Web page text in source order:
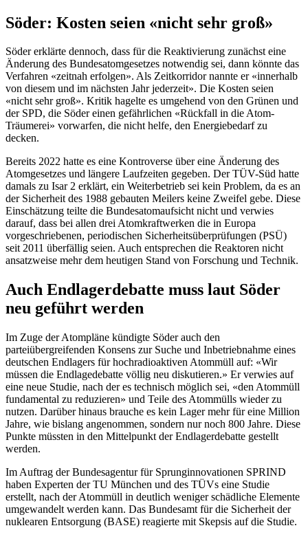
Söder: Kosten seien «nicht sehr groß»
Söder erklärte dennoch, dass für die Reaktivierung zunächst eine
Änderung des Bundesatomgesetzes notwendig sei, dann könnte das
Verfahren «zeitnah erfolgen». Als Zeitkorridor nannte er «innerhalb
von diesem und im nächsten Jahr jederzeit». Die Kosten seien
«nicht sehr groß». Kritik hagelte es umgehend von den Grünen und
der SPD, die Söder einen gefährlichen «Rückfall in die Atom-
Träumerei» vorwarfen, die nicht helfe, den Energiebedarf zu
decken.
Bereits 2022 hatte es eine Kontroverse über eine Änderung des
Atomgesetzes und längere Laufzeiten gegeben. Der TÜV-Süd hatte
damals zu Isar 2 erklärt, ein Weiterbetrieb sei kein Problem, da es an
der Sicherheit des 1988 gebauten Meilers keine Zweifel gebe. Diese
Einschätzung teilte die Bundesatomaufsicht nicht und verwies
darauf, dass bei allen drei Atomkraftwerken die in Europa
vorgeschriebenen, periodischen Sicherheitsüberprüfungen (PSÜ)
seit 2011 überfällig seien. Auch entsprechen die Reaktoren nicht
ansatzweise mehr dem heutigen Stand von Forschung und Technik.
Auch Endlagerdebatte muss laut Söder
neu geführt werden
Im Zuge der Atompläne kündigte Söder auch den
parteiübergreifenden Konsens zur Suche und Inbetriebnahme eines
deutschen Endlagers für hochradioaktiven Atommüll auf: «Wir
müssen die Endlagedebatte völlig neu diskutieren.» Er verwies auf
eine neue Studie, nach der es technisch möglich sei, «den Atommüll
fundamental zu reduzieren» und Teile des Atommülls wieder zu
nutzen. Darüber hinaus brauche es kein Lager mehr für eine Million
Jahre, wie bislang angenommen, sondern nur noch 800 Jahre. Diese
Punkte müssten in den Mittelpunkt der Endlagerdebatte gestellt
werden.
Im Auftrag der Bundesagentur für Sprunginnovationen SPRIND
haben Experten der TU München und des TÜVs eine Studie
erstellt, nach der Atommüll in deutlich weniger schädliche Elemente
umgewandelt werden kann. Das Bundesamt für die Sicherheit der
nuklearen Entsorgung (BASE) reagierte mit Skepsis auf die Studie.